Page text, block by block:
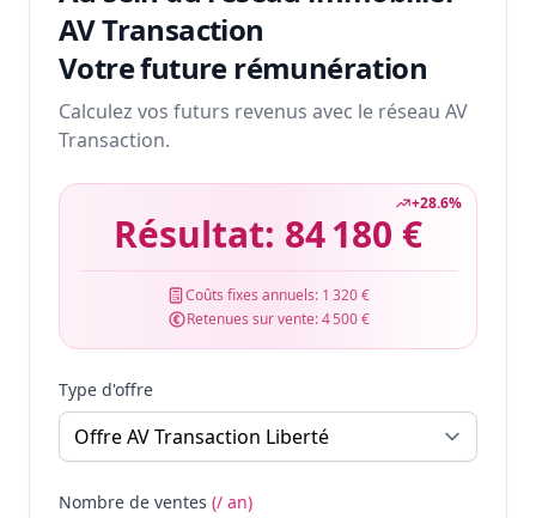
AV Transaction
Votre future rémunération
Calculez vos futurs revenus avec le réseau AV
Transaction.
+28.6%
Résultat: 84 180 €
Coûts fixes annuels: 1 320 €
Retenues sur vente:4 500 €
Type d'offre
Nombre de ventes (/ an)